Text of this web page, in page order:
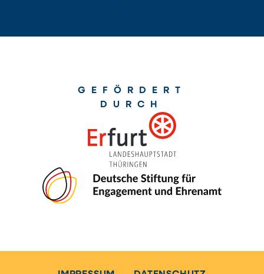
GEFÖRDERT
DURCH